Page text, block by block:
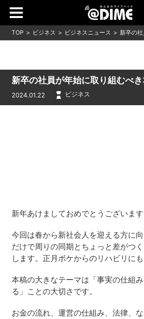
TOP ビジネス ビジネスニュース 新卒の
新卒の社員が年始に取り組むべ
2024.01.22 ビジネス
新年あけましておめでとうございます
今回は春から新社会人を迎える方に
だけで周りの同期とちょっと差がつ
します。正月ボケからのリハビリにも
本稿の大きなテーマは「事実の仕組
る」ことの大切さです。
お金の流れ、運営の仕組み、法律、